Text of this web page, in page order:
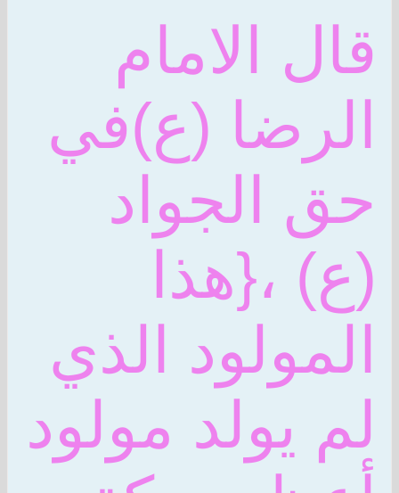
قال الامام
الرضا (ع)في
حق الجواد
(ع) ،{هذا
المولود الذي
لم يولد مولود